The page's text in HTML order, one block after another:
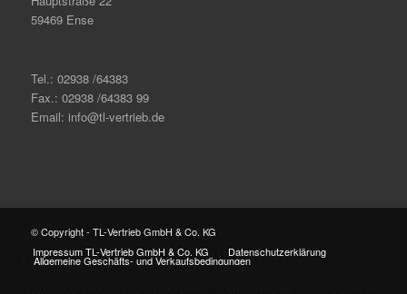
59469 Ense
Tel.: 02938 /64383
Fax.: 02938 /64383 99
Email: info@tl-vertrieb.de
© Copyright - TL-Vertrieb GmbH & Co. KG
Impressum TL-Vertrieb GmbH & Co. KG
Datenschutzerklärung
Allgemeine Geschäfts- und Verkaufsbedingungen